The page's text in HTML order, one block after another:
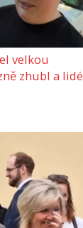
velkou
zhubl a lidé